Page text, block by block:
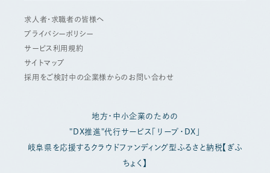
求人者・求職者の皆様へ
プライバシーポリシー
サービス利用規約
サイトマップ
採用をご検討中の企業様からのお問い合わせ
地方・中小企業のための
"DX推進"代行サービス「リープ・DX」
岐阜県を応援するクラウドファンディング型ふるさと納税【ぎふ
ちょく】